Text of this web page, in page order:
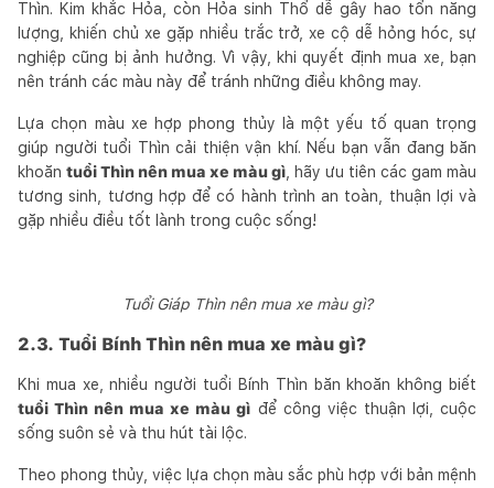
Thìn. Kim khắc Hỏa, còn Hỏa sinh Thổ dễ gây hao tổn năng
lượng, khiến chủ xe gặp nhiều trắc trở, xe cộ dễ hỏng hóc, sự
nghiệp cũng bị ảnh hưởng. Vì vậy, khi quyết định mua xe, bạn
nên tránh các màu này để tránh những điều không may.
Lựa chọn màu xe hợp phong thủy là một yếu tố quan trọng
giúp người tuổi Thìn cải thiện vận khí. Nếu bạn vẫn đang băn
khoăn tuổi Thìn nên mua xe màu gì , hãy ưu tiên các gam màu
tương sinh, tương hợp để có hành trình an toàn, thuận lợi và
gặp nhiều điều tốt lành trong cuộc sống!
Tuổi Giáp Thìn nên mua xe màu gì?
2.3. Tuổi Bính Thìn nên mua xe màu gì?
Khi mua xe, nhiều người tuổi Bính Thìn băn khoăn không biết
tuổi Thìn nên mua xe màu gì để công việc thuận lợi, cuộc
sống suôn sẻ và thu hút tài lộc.
Theo phong thủy, việc lựa chọn màu sắc phù hợp với bản mệnh